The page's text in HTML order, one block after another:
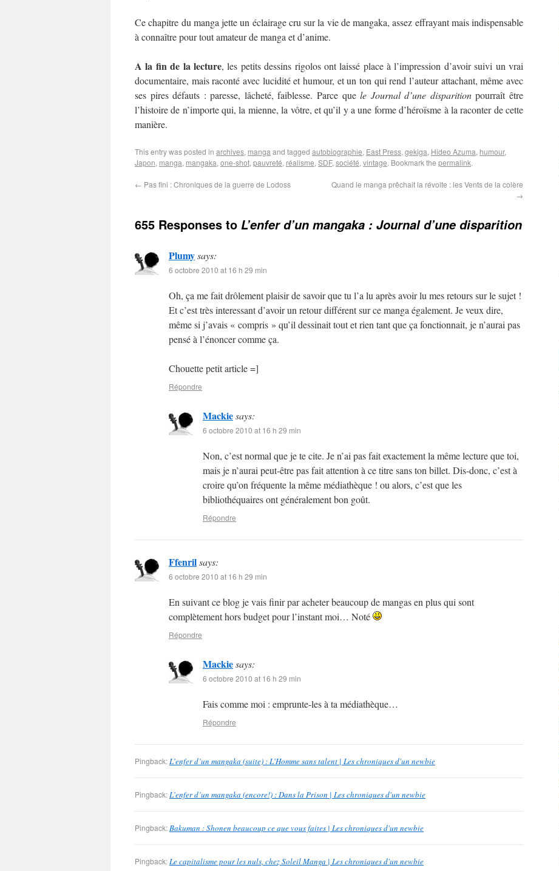
Ce chapitre du manga jette un éclairage cru sur la vie de mangaka, assez effrayant mais indispensable
à connaître pour tout amateur de manga et d’anime.
A la fin de la lecture, les petits dessins rigolos ont laissé place à l’impression d’avoir suivi un vrai
documentaire, mais raconté avec lucidité et humour, et un ton qui rend l’auteur attachant, même avec
ses pires défauts : paresse, lâcheté, faiblesse. Parce quele Journal d’une disparitionpourraît être
l’histoire de n’importe qui, la mienne, la vôtre, et qu’il y a une forme d’héroïsme à la raconter de cette
manière.
This entry was posted in archives, manga and tagged autobiographie, East Press, gekiga, Hideo Azuma, humour,
Japon, manga, mangaka, one-shot, pauvreté, réalisme, SDF, société, vintage. Bookmark the permalink.
← Pas fini : Chroniques de la guerre de Lodoss
Quand le manga prêchait la révolte : les Vents de la colère
→
655 Responses to L’enfer d’un mangaka : Journal d’une disparition
Plumysays:
6 octobre 2010 at 16 h 29 min
Oh, ça me fait drôlement plaisir de savoir que tu l’a lu après avoir lu mes retours sur le sujet !
Et c’est très interessant d’avoir un retour différent sur ce manga également. Je veux dire,
même si j’avais « compris » qu’il dessinait tout et rien tant que ça fonctionnait, je n’aurai pas
pensé à l’énoncer comme ça.
Chouette petit article =]
Répondre
Mackiesays:
6 octobre 2010 at 16 h 29 min
Non, c’est normal que je te cite. Je n’ai pas fait exactement la même lecture que toi,
mais je n’aurai peut-être pas fait attention à ce titre sans ton billet. Dis-donc, c’est à
croire qu’on fréquente la même médiathèque ! ou alors, c’est que les
bibliothéquaires ont généralement bon goût.
Répondre
Ffenrilsays:
6 octobre 2010 at 16 h 29 min
En suivant ce blog je vais finir par acheter beaucoup de mangas en plus qui sont
complètement hors budget pour l’instant moi… Noté
Répondre
Mackiesays:
6 octobre 2010 at 16 h 29 min
Fais comme moi : emprunte-les à ta médiathèque…
Répondre
Pingback:L’enfer d’un mangaka (suite) : L’Homme sans talent | Les chroniques d'un newbie
Pingback:L’enfer d’un mangaka (encore!) : Dans la Prison | Les chroniques d'un newbie
Pingback:Bakuman : Shonen beaucoup ce que vous faites | Les chroniques d'un newbie
Pingback:Le capitalisme pour les nuls, chez Soleil Manga | Les chroniques d'un newbie